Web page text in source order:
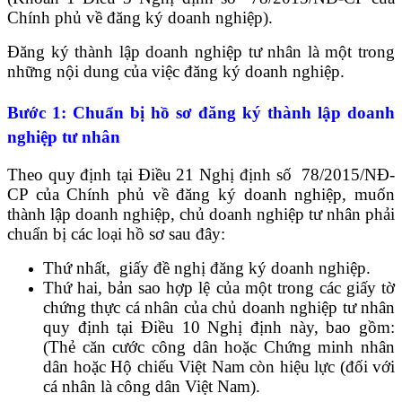
Chính phủ về đăng ký doanh nghiệp).
Đăng ký thành lập doanh nghiệp tư nhân là một trong
những nội dung của việc đăng ký doanh nghiệp.
Bước 1: Chuẩn bị hồ sơ đăng ký thành lập doanh
nghiệp tư nhân
Theo quy định tại Điều 21 Nghị định số 78/2015/NĐ-
CP của Chính phủ về đăng ký doanh nghiệp, muốn
thành lập doanh nghiệp, chủ doanh nghiệp tư nhân phải
chuẩn bị các loại hồ sơ sau đây:
Thứ nhất, giấy đề nghị đăng ký doanh nghiệp.
Thứ hai, bản sao hợp lệ của một trong các giấy tờ
chứng thực cá nhân của chủ doanh nghiệp tư nhân
quy định tại Điều 10 Nghị định này, bao gồm:
(Thẻ căn cước công dân hoặc Chứng minh nhân
dân hoặc Hộ chiếu Việt Nam còn hiệu lực (đối với
cá nhân là công dân Việt Nam).